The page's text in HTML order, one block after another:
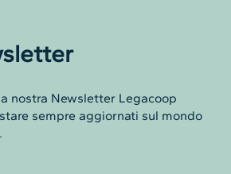
nostra Newsletter Legacoop
sempre aggiornati sul mondo